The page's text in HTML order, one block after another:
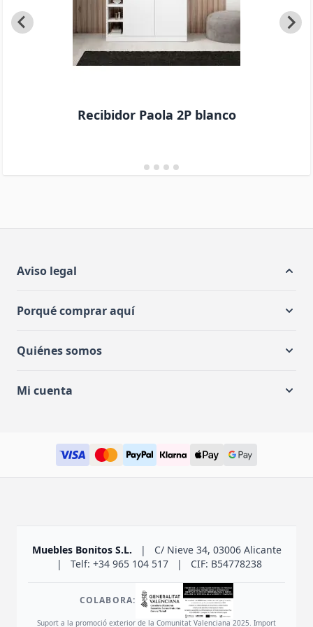
Recibidor Paola 2P blanco
Aviso legal
Porqué comprar aquí
Quiénes somos
Mi cuenta
Muebles Bonitos S.L. |
C/ Nieve 34, 03006 Alicante
|
Telf: +34 965 104 517 | CIF: B54778238
COLABORA:
Suport a la promoció exterior de la Comunitat Valenciana 2025. Import